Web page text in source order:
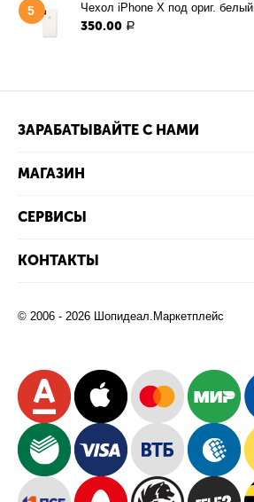
5 Чехол iPhone X под ориг. белый
350.00 Р
ЗАРАБАТЫВАЙТЕ С НАМИ
МАГАЗИН
СЕРВИСЫ
КОНТАКТЫ
© 2006 - 2026 Шопидеал.Маркетплейс